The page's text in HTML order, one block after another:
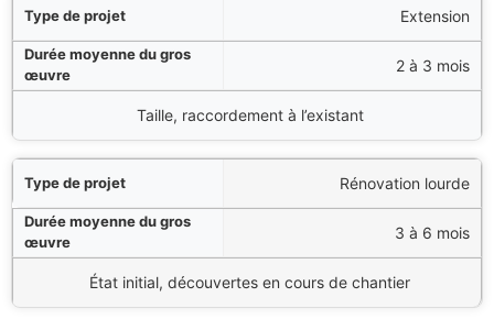
Extension
2 à 3 mois
Taille, raccordement à l’existant
Rénovation lourde
3 à 6 mois
État initial, découvertes en cours de chantier